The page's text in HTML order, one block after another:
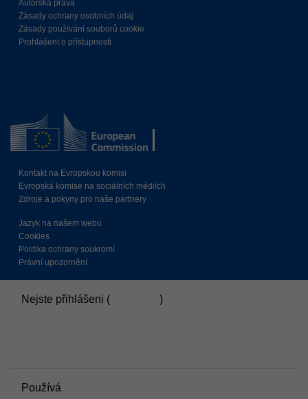
Autorská práva
Zásady ochrany osobních údaj
Zásady používání souborů cookie
Prohlášení o přístupnosti
Kontakt na Evropskou komisi
Evropská komise na sociálních médiích
Zdroje a pokyny pro naše partnery
Jazyk na našem webu
Cookies
Politika ochrany soukromí
Právní upozornění
Nejste přihlášeni (
)
Používá